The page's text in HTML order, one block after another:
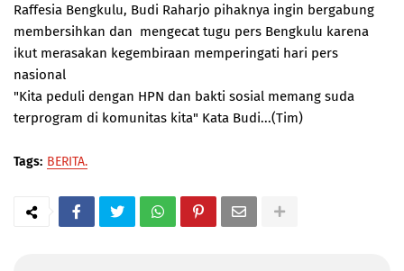
Raffesia Bengkulu, Budi Raharjo pihaknya ingin bergabung
membersihkan dan mengecat tugu pers Bengkulu karena
ikut merasakan kegembiraan memperingati hari pers
nasional
"Kita peduli dengan HPN dan bakti sosial memang suda
terprogram di komunitas kita" Kata Budi...(Tim)
Tags: BERITA.